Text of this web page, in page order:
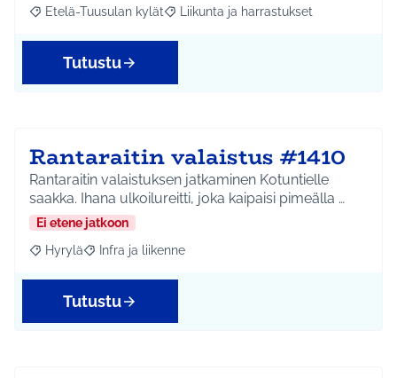
Rajaa tulokset aihepiirin mukaan: Etelä-Tuusulan kylät
Etelä-Tuusulan kylät Rajaa tulokset teeman mukaan:
Liikunta ja harrastukset
Tutustu
Rantaraitin valaistus #1410
Rantaraitin valaistuksen jatkaminen Kotuntielle
saakka. Ihana ulkoilureitti, joka kaipaisi pimeälla …
Ei etene jatkoon
Rajaa tulokset aihepiirin mukaan: Hyrylä
Hyrylä Rajaa tulokset teeman mukaan: Infra ja liikenne
Infra ja liikenne
Tutustu